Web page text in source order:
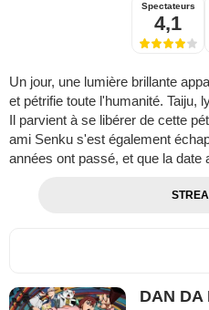
Spectateurs
4,1
Un jour, une lumière brillante
et pétrifie toute l'humanité. Taiju,
Il parvient à se libérer de cette
ami Senku s'est également
années ont passé, et que la
DAN DA